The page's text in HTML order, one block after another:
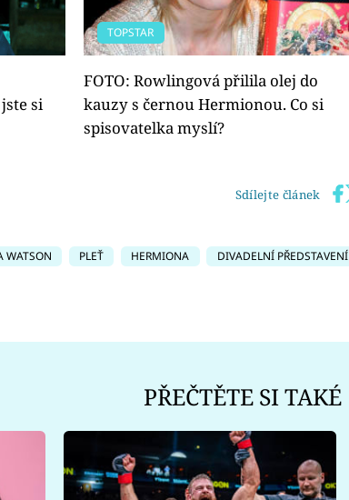
si
TOPSTAR
FOTO: Rowlingová přilila olej do
kauzy s černou Hermionou. Co si
spisovatelka myslí?
Sdílejte článek
WATSON PLEŤ HERMIONA
DIVADELNÍ PŘEDSTAVENÍ
PŘEČTĚTE SI TAKÉ